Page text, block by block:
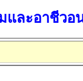
และอาชีวอ